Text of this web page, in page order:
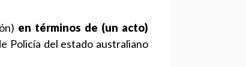
en términos de (un acto)
Policía del estado australiano